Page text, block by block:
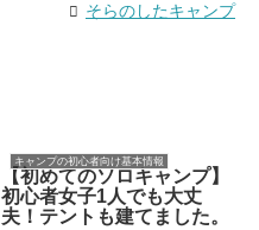
そらのしたキャンプ
キャンプの初心者向け基本情報
【初めてのソロキャンプ】
初心者女子1人でも大丈
夫！テントも建てました。